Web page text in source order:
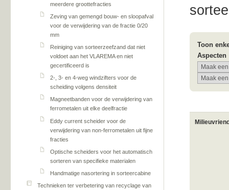
meerdere groottefracties
Zeving van gemengd bouw- en sloopafval
voor de verwijdering van de fractie 0/20
mm
Reiniging van sorteerzeefzand dat niet
voldoet aan het VLAREMA en niet
gecertificeerd is
2-, 3- en 4-weg windzifters voor de
scheiding volgens densiteit
Magneetbanden voor de verwijdering van
ferrometalen uit elke deelfractie
Eddy current scheider voor de
verwijdering van non-ferrometalen uit fijne
fracties
Optische scheiders voor het automatisch
sorteren van specifieke materialen
Handmatige nasortering in sorteercabine
Technieken ter verbetering van recyclage van
Toon
Aspecten